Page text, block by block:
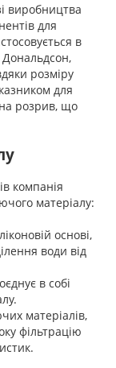
виробництва
для
в
Дональдсон,
розміру
для
на розрив, що
компанія
матеріалу:
основі,
води від
в собі
матеріалів,
фільтрацію